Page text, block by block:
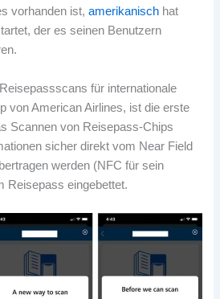
vorhanden ist,amerikanisch hat
der es seinen Benutzern
für internationale
von American Airlines, ist die erste
Scannen von Reisepass-Chips
sicher direkt vom Near Field
werden (NFC für sein
Reisepass eingebettet.